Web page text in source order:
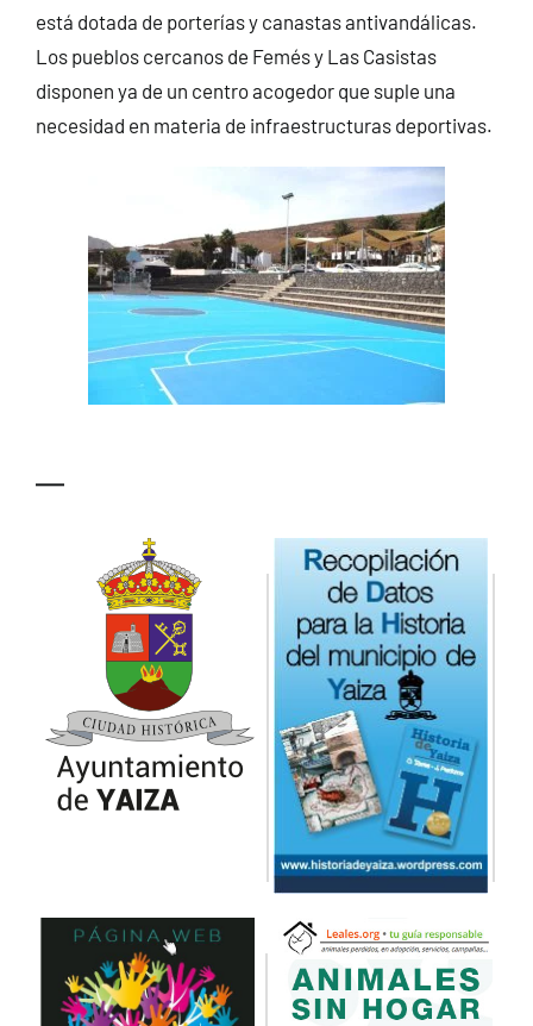
está dotada de porterías y canastas antivandálicas.
Los pueblos cercanos de Femés y Las Casistas
disponen ya de un centro acogedor que suple una
necesidad en materia de infraestructuras deportivas.
—